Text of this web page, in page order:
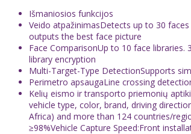
Išmaniosios funkcijos
Veido atpažinimasDetects up to 30
outputs the best face picture
Face ComparisonUp to 10 face libraries.
library encryption
Multi-Target-Type DetectionSupports
Perimetro apsaugaLine crossing
Kelių eismo ir transporto priemonių
vehicle type, color, brand, driving
Africa) and more than 124 countries/
≥98%Vehicle Capture Speed:Front